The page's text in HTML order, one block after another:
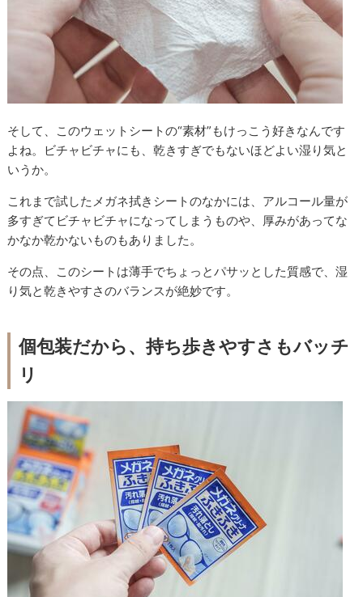
そして、このウェットシートの“素材”もけっこう好きなんです
よね。ビチャビチャにも、乾きすぎでもないほどよい湿り気と
いうか。
これまで試したメガネ拭きシートのなかには、アルコール量が
多すぎてビチャビチャになってしまうものや、厚みがあってな
かなか乾かないものもありました。
その点、このシートは薄手でちょっとパサッとした質感で、湿
り気と乾きやすさのバランスが絶妙です。
個包装だから、持ち歩きやすさもバッチ
リ